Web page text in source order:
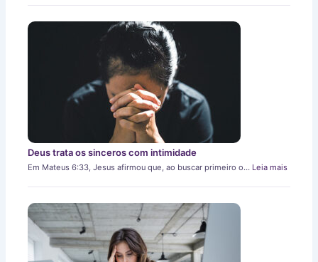
Deus trata os sinceros com intimidade
Em Mateus 6:33, Jesus afirmou que, ao buscar primeiro o… Leia mais